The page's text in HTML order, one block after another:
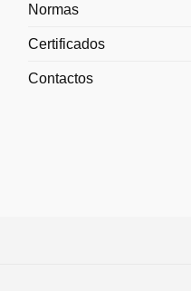
Normas
Certificados
Contactos